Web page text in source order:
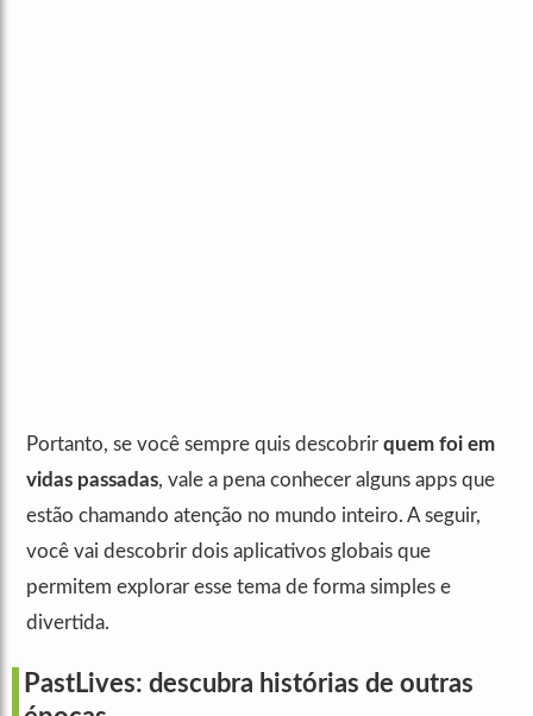
Portanto, se você sempre quis descobrir quem foi em
vidas passadas, vale a pena conhecer alguns apps que
estão chamando atenção no mundo inteiro. A seguir,
você vai descobrir dois aplicativos globais que
permitem explorar esse tema de forma simples e
divertida.
PastLives: descubra histórias de outras